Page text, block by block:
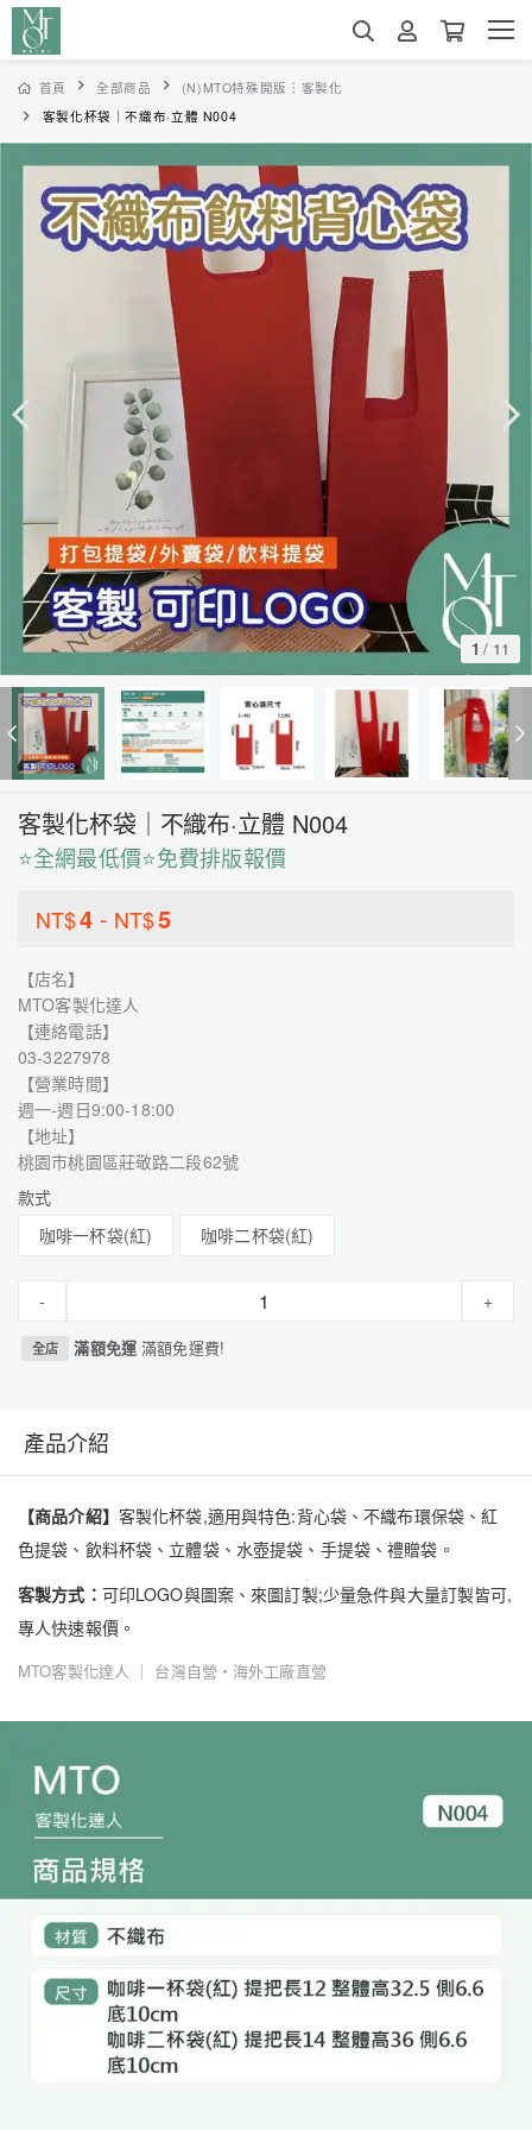
首頁 全部商品
(N)MTO特殊開版︙客製化
客製化杯袋｜不織布·立體 N004
1 / 11
客製化杯袋｜不織布·立體 N004
⭐全網最低價⭐免費排版報價
NT$4 - NT$5
【店名】
MTO客製化達人
【連絡電話】
03-3227978
【營業時間】
週一-週日9:00-18:00
【地址】
桃園市桃園區莊敬路二段62號
款式
咖啡一杯袋(紅)
咖啡二杯袋(紅)
- +
全店 滿額免運滿額免運費!
產品介紹
【商品介紹】 客製化杯袋,適用與特色:背心袋、不織布環保袋、紅
色提袋、飲料杯袋、立體袋、水壺提袋、手提袋、禮贈袋。
客製方式： 可印LOGO與圖案、來圖訂製;少量急件與大量訂製皆可,
專人快速報價。
MTO客製化達人 ｜ 台灣自營・海外工廠直營